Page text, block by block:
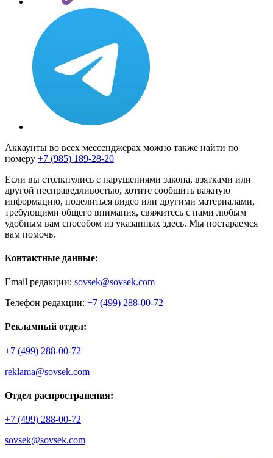
Аккаунты во всех мессенджерах можно также найти по
номеру +7 (985) 189-28-20
Если вы столкнулись с нарушениями закона, взятками или
другой несправедливостью, хотите сообщить важную
информацию, поделиться видео или другими материалами,
требующими общего внимания, свяжитесь с нами любым
удобным вам способом из указанных здесь. Мы постараемся
вам помочь.
Контактные данные:
Email редакции: sovsek@sovsek.com
Телефон редакции: +7 (499) 288-00-72
Рекламный отдел:
+7 (499) 288-00-72
reklama@sovsek.com
Отдел распространения:
+7 (499) 288-00-72
sovsek@sovsek.com